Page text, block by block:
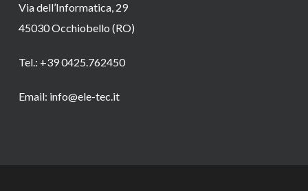
Via dell’Informatica, 29
45030 Occhiobello (RO)
Tel.: +39 0425.762450
Email: info@ele-tec.it